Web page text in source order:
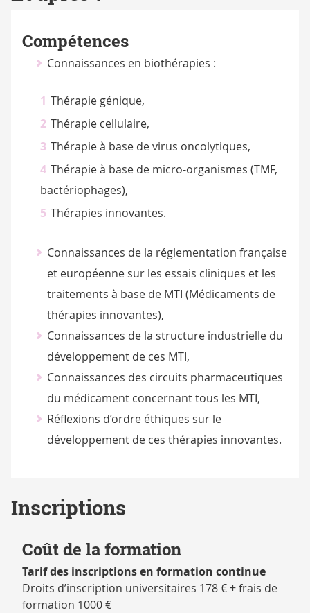
Compétences
Connaissances en biothérapies :
Thérapie génique,
Thérapie cellulaire,
Thérapie à base de virus oncolytiques,
Thérapie à base de micro-organismes (TMF,
bactériophages),
Thérapies innovantes.
Connaissances de la réglementation française
et européenne sur les essais cliniques et les
traitements à base de MTI (Médicaments de
thérapies innovantes),
Connaissances de la structure industrielle du
développement de ces MTI,
Connaissances des circuits pharmaceutiques
du médicament concernant tous les MTI,
Réflexions d’ordre éthiques sur le
développement de ces thérapies innovantes.
Inscriptions
Coût de la formation
Tarif des inscriptions en formation continue
Droits d’inscription universitaires 178 € + frais de
formation 1000 €